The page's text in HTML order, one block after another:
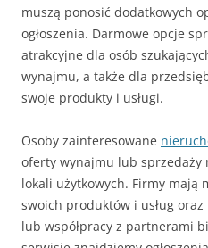
muszą ponosić dodatkowych
ogłoszenia. Darmowe opcje
atrakcyjne dla osób
wynajmu, a także dla
swoje produkty i usługi.
Osoby zainteresowane
oferty wynajmu lub sprzedaży
lokali użytkowych. Firmy mają
swoich produktów i usług
lub współpracy z partnerami